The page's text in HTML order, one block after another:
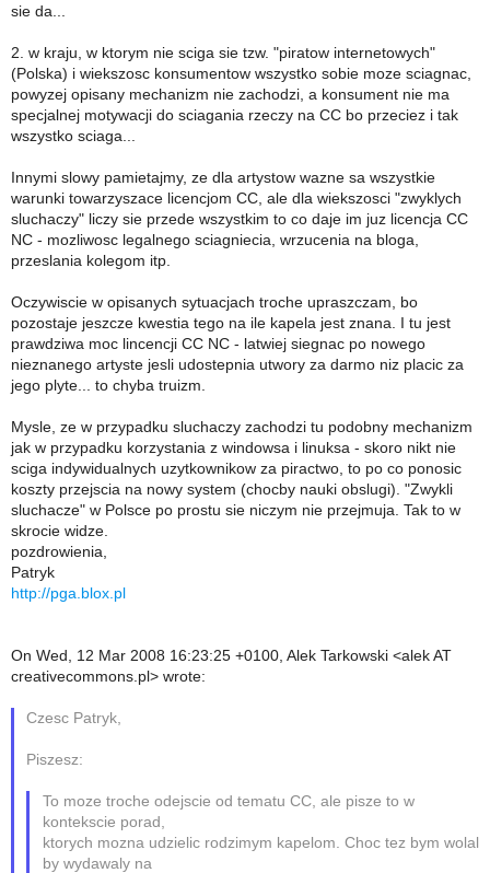
sie da...
2. w kraju, w ktorym nie sciga sie tzw. "piratow internetowych"
(Polska) i wiekszosc konsumentow wszystko sobie moze sciagnac,
powyzej opisany mechanizm nie zachodzi, a konsument nie ma
specjalnej motywacji do sciagania rzeczy na CC bo przeciez i tak
wszystko sciaga...
Innymi slowy pamietajmy, ze dla artystow wazne sa wszystkie
warunki towarzyszace licencjom CC, ale dla wiekszosci "zwyklych
sluchaczy" liczy sie przede wszystkim to co daje im juz licencja CC
NC - mozliwosc legalnego sciagniecia, wrzucenia na bloga,
przeslania kolegom itp.
Oczywiscie w opisanych sytuacjach troche upraszczam, bo
pozostaje jeszcze kwestia tego na ile kapela jest znana. I tu jest
prawdziwa moc lincencji CC NC - latwiej siegnac po nowego
nieznanego artyste jesli udostepnia utwory za darmo niz placic za
jego plyte... to chyba truizm.
Mysle, ze w przypadku sluchaczy zachodzi tu podobny mechanizm
jak w przypadku korzystania z windowsa i linuksa - skoro nikt nie
sciga indywidualnych uzytkownikow za piractwo, to po co ponosic
koszty przejscia na nowy system (chocby nauki obslugi). "Zwykli
sluchacze" w Polsce po prostu sie niczym nie przejmuja. Tak to w
skrocie widze.
pozdrowienia,
Patryk
http://pga.blox.pl
On Wed, 12 Mar 2008 16:23:25 +0100, Alek Tarkowski <alek AT
creativecommons.pl> wrote:
Czesc Patryk,
Piszesz:
To moze troche odejscie od tematu CC, ale pisze to w
kontekscie porad,
ktorych mozna udzielic rodzimym kapelom. Choc tez bym wolal
by wydawaly na